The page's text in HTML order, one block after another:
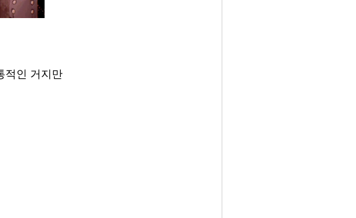
적인 거지만